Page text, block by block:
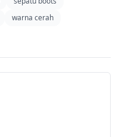
warna cerah